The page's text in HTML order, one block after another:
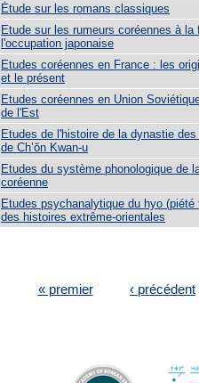
Ėtude sur les romans classiques
Etude sur les rumeurs coréennes à la
l'occupation japonaise
Etudes coréennes en France : les
et le présent
Etudes coréennes en Union
de l'Est
Etudes de l'histoire de la dynastie
de Ch’ŏn Kwan-u
Etudes du système phonologique de
coréenne
Etudes psychanalytique du hyo (piété
des histoires extrême-orientales
« premier ‹ précédent